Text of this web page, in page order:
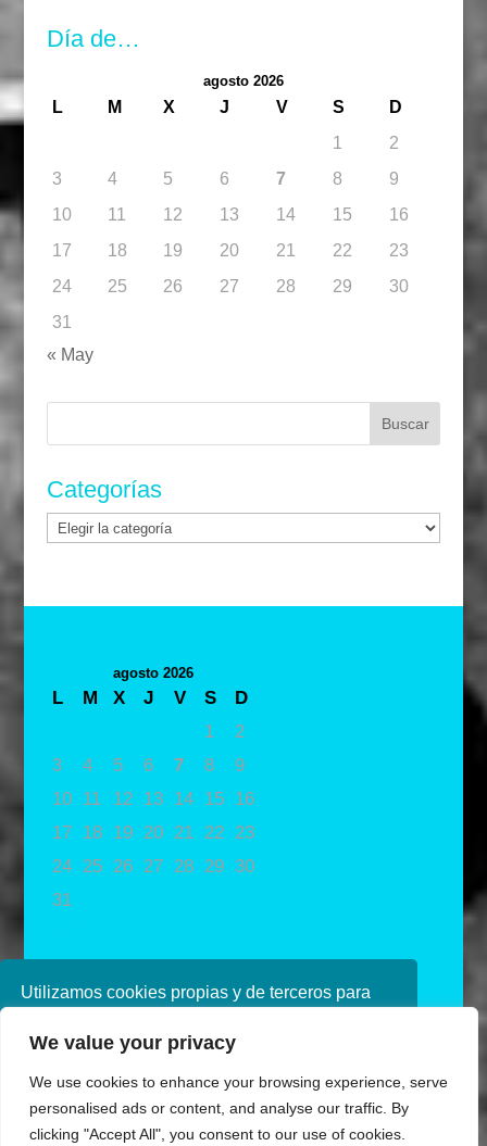
Utilizamos cookies propias y de terceros para
navegando, consideramos que acepta su uso.
política de cookies consulte nuestra
Política de
privacidad
We value your privacy
We use cookies to enhance your browsing experience, serve
personalised ads or content, and analyse our traffic. By
clicking "Accept All", you consent to our use of cookies.
Día de…
agosto 2026
L M X J V S
D
1
2
3
4 5 6 7 8
9
10
11 12 13 14 15
16
17
18 19 20 21 22
23
24
25 26 27 28 29
30
31
« May
Buscar:
Categorías
Categorías
agosto 2026
L M X J V S
D
1
2
3
4 5 6 7 8
9
10
11 12 13 14 15
16
17
18 19 20 21 22
23
24
25 26 27 28 29 30
31